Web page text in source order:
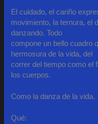
El cuidado, el cariño
movimiento, la ternura, el
danzando. Todo
compone un bello cuadro
hermosura de la vida, del
correr del tiempo como el
los cuerpos.
Como la danza de la vida.
Qué: